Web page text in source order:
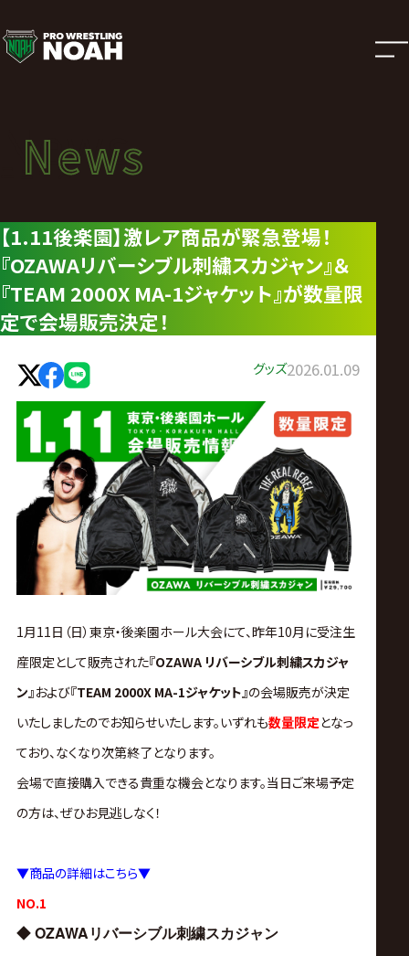
ニ
ュ
ー
ス
|
プ
ロ
レ
ス
リ
ン
グ・
ノ
ア
公
式
サ
イ
ト
News
ニュース
News
【1.11後楽園】激レア商品が緊急登場！
『OZAWAリバーシブル刺繍スカジャン』＆
『TEAM 2000X MA-1ジャケット』が数量限
定で会場販売決定！
グッズ2026.01.09
1月11日（日）東京・後楽園ホール大会にて、昨年10月に受注生
産限定として販売された『OZAWA リバーシブル刺繍スカジャ
ン』および『TEAM 2000X MA-1ジャケット』の会場販売が決定
いたしましたのでお知らせいたします。いずれも数量限定となっ
ており、なくなり次第終了となります。
会場で直接購入できる貴重な機会となります。当日ご来場予定
の方は、ぜひお見逃しなく！
▼商品の詳細はこちら▼
NO.1
◆OZAWA リバーシブル刺繍スカジャン